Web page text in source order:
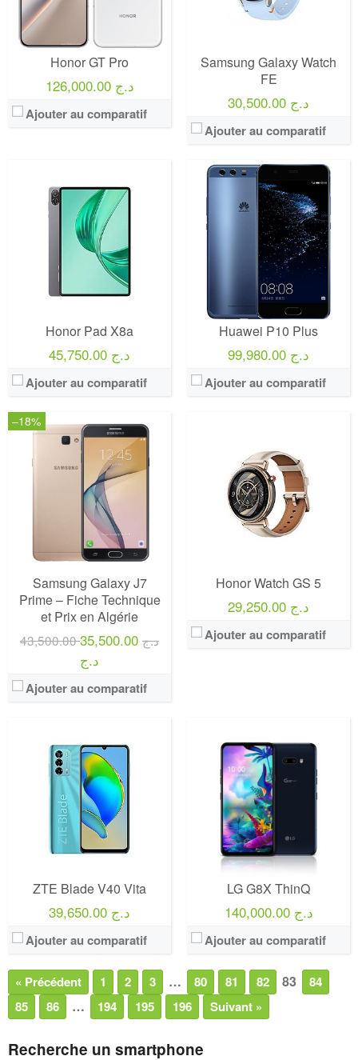
Honor GT Pro
126,000.00 د.ج
Ajouter au comparatif
Samsung Galaxy Watch
FE
30,500.00 د.ج
Ajouter au comparatif
Honor Pad X8a
45,750.00 د.ج
Ajouter au comparatif
Huawei P10 Plus
99,980.00 د.ج
Ajouter au comparatif
–18%
Samsung Galaxy J7
Prime – Fiche Technique
et Prix en Algérie
43,500.00 د.ج 35,500.00
د.ج
Ajouter au comparatif
Honor Watch GS 5
29,250.00 د.ج
Ajouter au comparatif
ZTE Blade V40 Vita
39,650.00 د.ج
Ajouter au comparatif
LG G8X ThinQ
140,000.00 د.ج
Ajouter au comparatif
« Précédent 1 2 3 … 80 81 82 83
84
85
86 … 194 195 196 Suivant »
Recherche un smartphone